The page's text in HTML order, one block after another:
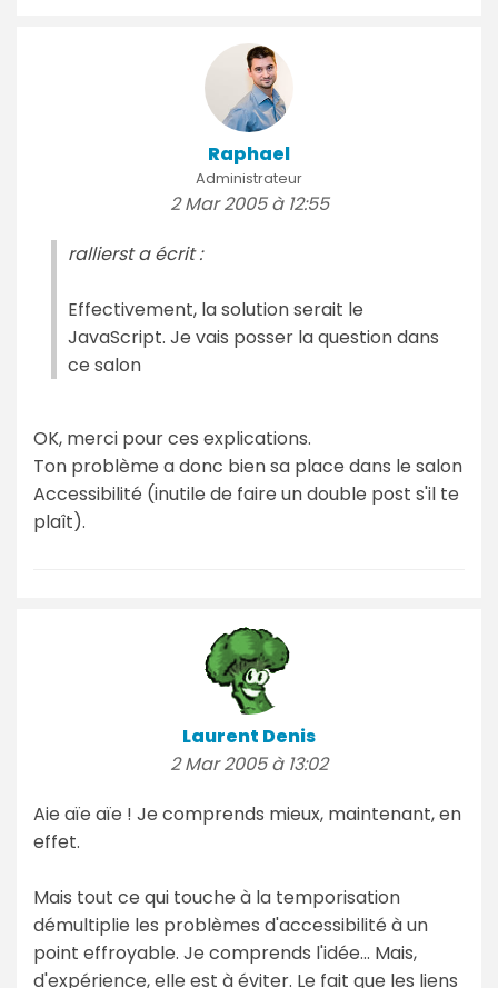
Raphael
Administrateur
2 Mar 2005 à 12:55
rallierst a écrit :
Effectivement, la solution serait le
JavaScript. Je vais posser la question dans
ce salon
OK, merci pour ces explications.
Ton problème a donc bien sa place dans le salon
Accessibilité (inutile de faire un double post s'il te
plaît).
Laurent Denis
2 Mar 2005 à 13:02
Aie aïe aïe ! Je comprends mieux, maintenant, en
effet.
Mais tout ce qui touche à la temporisation
démultiplie les problèmes d'accessibilité à un
point effroyable. Je comprends l'idée... Mais,
d'expérience, elle est à éviter. Le fait que les liens